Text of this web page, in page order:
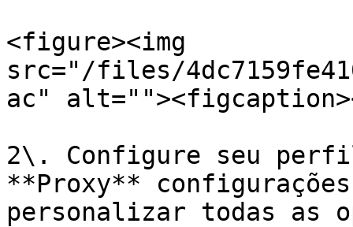
<figure><img
src="/files/
ac"
2\. Configure seu
**Proxy**
personalizar todas as